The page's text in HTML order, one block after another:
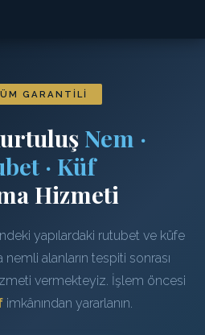
GARANTILI
Nem ·
· Küf
Hizmeti
yapılardaki rutubet ve küfe
alanların tespiti sonrası
vermekteyiz. İşlem öncesi
imkânından yararlanın.